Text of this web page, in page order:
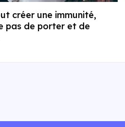
créer une immunité,
pas de porter et de